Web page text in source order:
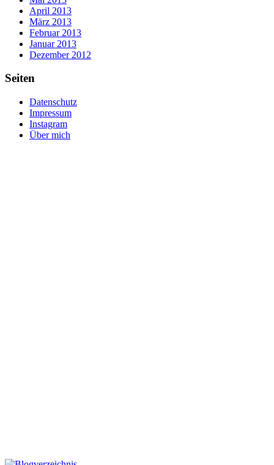
April 2013
März 2013
Februar 2013
Januar 2013
Dezember 2012
Seiten
Datenschutz
Impressum
Instagram
Über mich